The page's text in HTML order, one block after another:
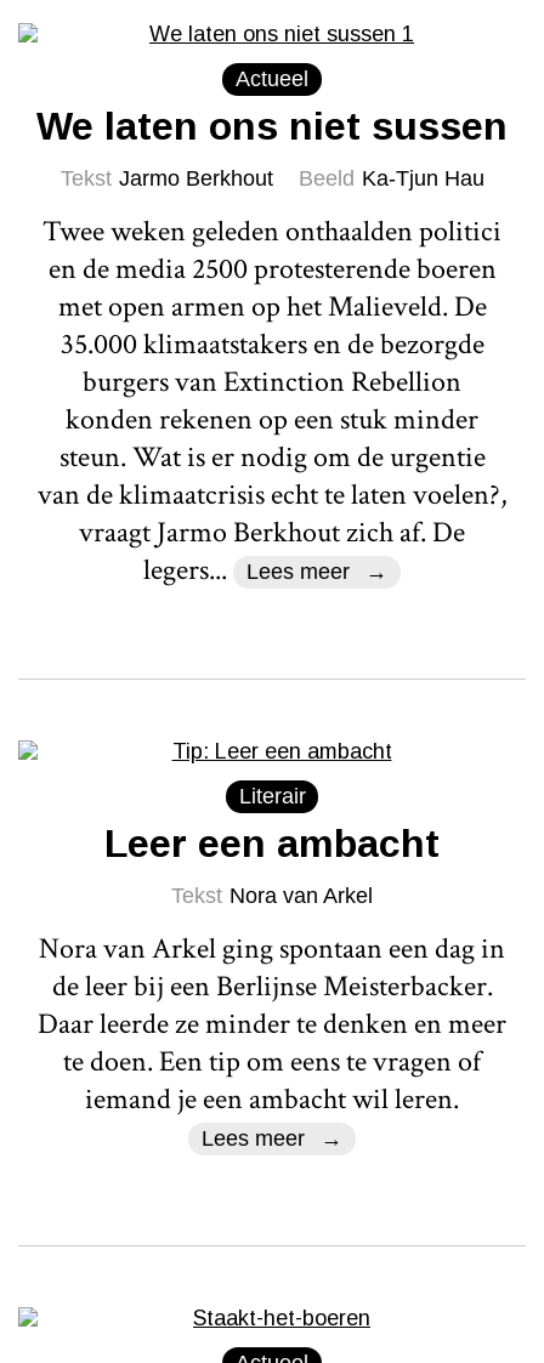
Actueel
We laten ons niet sussen
Tekst Jarmo Berkhout Beeld Ka-Tjun Hau
Twee weken geleden onthaalden politici
en de media 2500 protesterende boeren
met open armen op het Malieveld. De
35.000 klimaatstakers en de bezorgde
burgers van Extinction Rebellion
konden rekenen op een stuk minder
steun. Wat is er nodig om de urgentie
van de klimaatcrisis echt te laten voelen?,
vraagt Jarmo Berkhout zich af. De
legers...
Lees meer
Literair
Leer een ambacht
Tekst Nora van Arkel
Nora van Arkel ging spontaan een dag in
de leer bij een Berlijnse Meisterbacker.
Daar leerde ze minder te denken en meer
te doen. Een tip om eens te vragen of
iemand je een ambacht wil leren.
Lees meer